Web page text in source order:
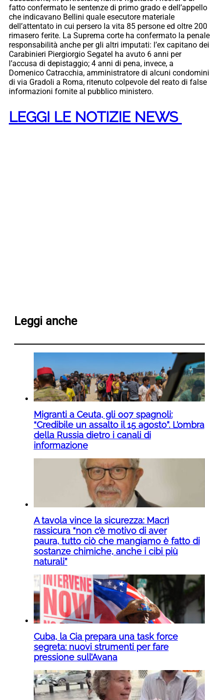
fatto confermato le sentenze di primo grado e dell’appello
che indicavano Bellini quale esecutore materiale
dell’attentato in cui persero la vita 85 persone ed oltre 200
rimasero ferite. La Suprema corte ha confermato la penale
responsabilità anche per gli altri imputati: l’ex capitano dei
Carabinieri Piergiorgio Segatel ha avuto 6 anni per
l’accusa di depistaggio; 4 anni di pena, invece, a
Domenico Catracchia, amministratore di alcuni condomini
di via Gradoli a Roma, ritenuto colpevole del reato di false
informazioni fornite al pubblico ministero.
LEGGI LE NOTIZIE NEWS
Leggi anche
Migranti a Ceuta, gli 007 spagnoli:
“Credibile un assalto il 15 agosto”. L’ombra
della Russia dietro i canali di
informazione
A tavola vince la sicurezza: Macrì
rassicura “non c’è motivo di aver
paura, tutto ciò che mangiamo è fatto di
sostanze chimiche, anche i cibi più
naturali”
Cuba, la Cia prepara una task force
segreta: nuovi strumenti per fare
pressione sull’Avana